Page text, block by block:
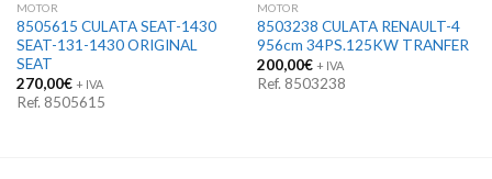
MOTOR
8505615 CULATA SEAT-1430
SEAT-131-1430 ORIGINAL
SEAT
270,00€ + IVA
Ref. 8505615
MOTOR
8503238 CULATA RENAULT-4
956cm 34PS.125KW TRANFER
200,00€ + IVA
Ref. 8503238